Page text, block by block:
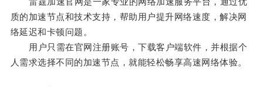
质的加速节点和技术支持，帮助用户提升网络速度，解决网
络延迟和卡顿问题。
用户只需在官网注册账号，下载客户端软件，并根据个
人需求选择不同的加速节点，就能轻松畅享高速网络体验。